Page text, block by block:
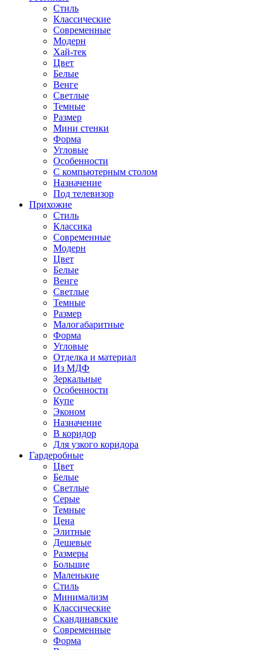
Стиль
Классические
Современные
Модерн
Хай-тек
Цвет
Белые
Венге
Светлые
Темные
Размер
Мини стенки
Форма
Угловые
Особенности
С компьютерным столом
Назначение
Под телевизор
Прихожие
Стиль
Классика
Современные
Модерн
Цвет
Белые
Венге
Светлые
Темные
Размер
Малогабаритные
Форма
Угловые
Отделка и материал
Из МДФ
Зеркальные
Особенности
Купе
Эконом
Назначение
В коридор
Для узкого коридора
Гардеробные
Цвет
Белые
Светлые
Серые
Темные
Цена
Элитные
Дешевые
Размеры
Большие
Маленькие
Стиль
Минимализм
Классические
Скандинавские
Современные
Форма